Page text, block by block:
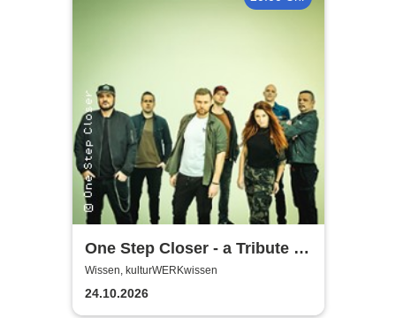
One Step Closer - a Tribute to
Linkin Park
Wissen, kulturWERKwissen
24.10.2026